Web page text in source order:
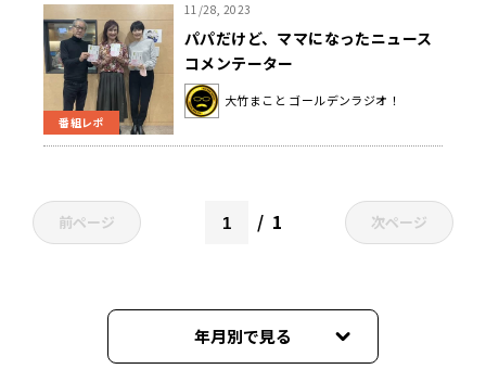
番組レポ
11/28, 2023
パパだけど、ママになったニュース
コメンテーター
大竹まこと ゴールデンラジオ！
前ページ 1 次ページ
年月別で見る